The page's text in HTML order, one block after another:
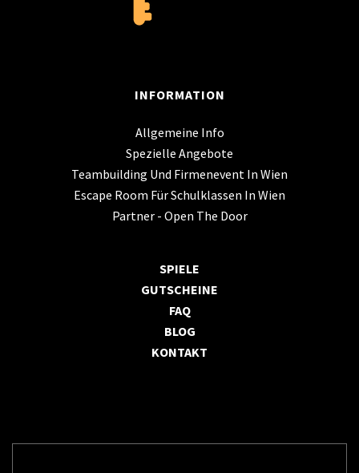
INFORMATION
Allgemeine Info
Spezielle Angebote
Teambuilding Und Firmenevent In Wien
Escape Room Für Schulklassen In Wien
Partner - Open The Door
SPIELE
GUTSCHEINE
FAQ
BLOG
KONTAKT